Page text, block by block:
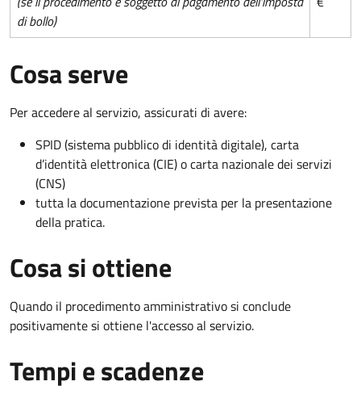
di bollo)
Cosa serve
Per accedere al servizio, assicurati di avere:
SPID (sistema pubblico di identità digitale), carta
d’identità elettronica (CIE) o carta nazionale dei servizi
(CNS)
tutta la documentazione prevista per la presentazione
della pratica.
Cosa si ottiene
Quando il procedimento amministrativo si conclude
positivamente si ottiene l'accesso al servizio.
Tempi e scadenze